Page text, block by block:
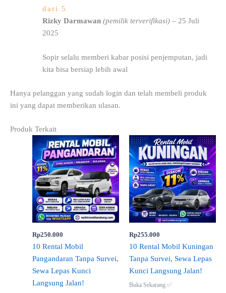
dari 5
Rizky Darmawan (pemilik terverifikasi) – 25 Juli
2025
Sopir selalu memberi kabar posisi penjemputan, jadi
kita bisa bersiap lebih awal
Hanya pelanggan yang sudah login dan telah membeli produk
ini yang dapat memberikan ulasan.
Produk Terkait
Rp250.000
10 Rental Mobil
Pangandaran Tanpa Survei,
Sewa Lepas Kunci
Langsung Jalan!
Rp255.000
10 Rental Mobil Kuningan
Tanpa Survei, Sewa Lepas
Kunci Langsung Jalan!
Buka Sekarang ✅